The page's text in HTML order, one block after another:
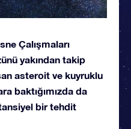
Çalışmaları
yakından takip
asteroit ve kuyruklu
baktığımızda da
bir tehdit